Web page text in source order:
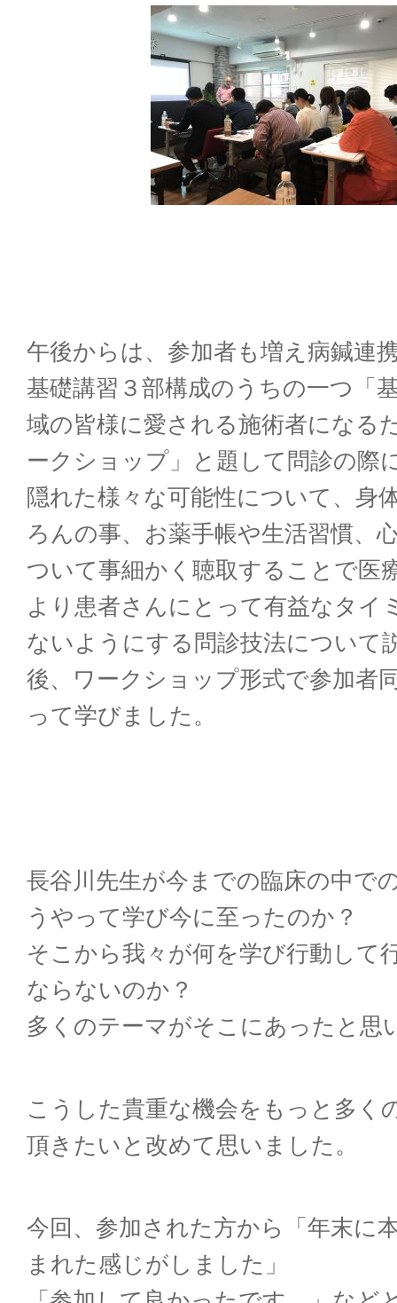
午後からは、参加者も増え病鍼連
基礎講習３部構成のうちの一つ「
域の皆様に愛される施術者になる
ークショップ」と題して問診の際
隠れた様々な可能性について、身
ろんの事、お薬手帳や生活習慣、
ついて事細かく聴取することで医
より患者さんにとって有益なタイ
ないようにする問診技法について
後、ワークショップ形式で参加者
って学びました。
長谷川先生が今までの臨床の中で
うやって学び今に至ったのか？
そこから我々が何を学び行動して
ならないのか？
多くのテーマがそこにあったと思
こうした貴重な機会をもっと多く
頂きたいと 改めて思いました。
今回、参加された方から「年末に
まれた感 じがしました」